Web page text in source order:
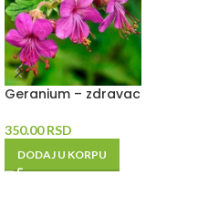
Geranium – zdravac
350.00RSD
DODAJ U KORPU